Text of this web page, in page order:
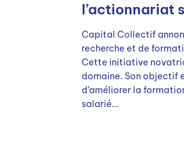
l’actionnariat
Capital Collectif
recherche et de
Cette initiative
domaine. Son objectif
d’améliorer la
salarié…